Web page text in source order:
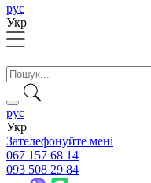
рус
Укр
рус
Укр
Зателефонуйте мені
067 157 68 14
093 508 29 84